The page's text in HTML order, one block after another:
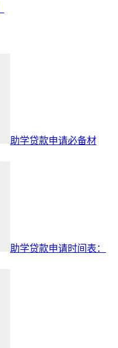
助学贷款申请必备材
助学贷款申请时间表：